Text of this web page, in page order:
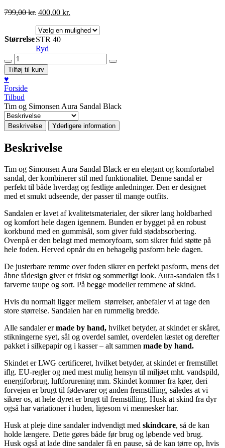
799,00kr. Den
pris
var:
799,00 kr..
400,00 kr.
pris
StørrelseSTR 40
Ryd
og
Simonsen
Aura
Sandal
Black
antal
Tilføj til kurv
♥︎
Forside
Tilbud
Tim og Simonsen Aura Sandal Black
Beskrivelse Yderligere information
Beskrivelse
Tim og Simonsen Aura Sandal Black er en elegant og komfortabel
sandal, der kombinerer stil med funktionalitet. Denne sandal er
perfekt til både hverdag og festlige anledninger. Den er designet
med et smukt udseende, der passer til mange outfits.
Sandalen er lavet af kvalitetsmaterialer, der sikrer lang holdbarhed
og komfort hele dagen igennem. Bunden er bygget på en robust
korkbund med en gummisål, som giver fuld stødabsorbering.
Ovenpå er den belagt med memoryfoam, som sikrer fuld støtte på
hele foden. Herved opnår du en behagelig pasform hele dagen.
De justerbare remme over foden sikrer en perfekt pasform, mens det
åbne tådesign giver et friskt og sommerligt look. Aura-sandalen fås i
farverne taupe og sort. På begge modeller remmene af skind.
Hvis du normalt ligger mellem størrelser, anbefaler vi at tage den
store størrelse. Sandalen har en rummelig bredde.
Alle sandaler ermade by hand, hvilket betyder, at skindet er skåret,
stikningerne syet, sål og overdel samlet, overdelen læstet og derefter
pakket i silkepapir og i kasser – alt sammen made by hand.
Skindet er LWG certificeret, hvilket betyder, at skindet er fremstillet
iflg. EU-regler og med mest mulig hensyn til miljøet mht. vandspild,
energiforbrug, luftforurening mm. Skindet kommer fra køer, deri
forvejen er brugt til fødevarer og anden fremstilling, således at vi
sikrer os, at hele dyret er brugt til fremstilling. Husk at skind fra dyr
også har variationer i huden, ligesom vi mennesker har.
Husk at pleje dine sandaler indvendigt med skindcare, så de kan
holde længere. Dette gøres både før brug og løbende ved brug.
Husk også at lade dine sandaler få en pause, så de kan tørre op, hvis